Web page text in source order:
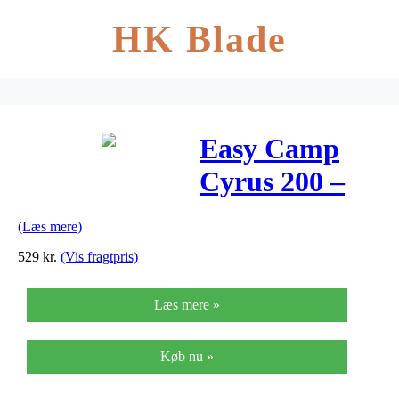
HK Blade
Easy Camp
Cyrus 200 –
Grøn
(Læs mere)
529 kr. (Vis fragtpris)
Læs mere »
Køb nu »